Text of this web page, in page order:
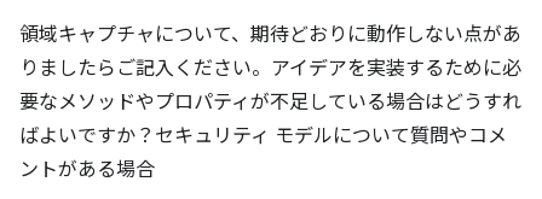
領域キャプチャについて、期待どおりに動作しない点があ
りましたらご記入ください。アイデアを実装するために必
要なメソッドやプロパティが不足している場合はどうすれ
ばよいですか？セキュリティ モデルについて質問やコメ
ントがある場合